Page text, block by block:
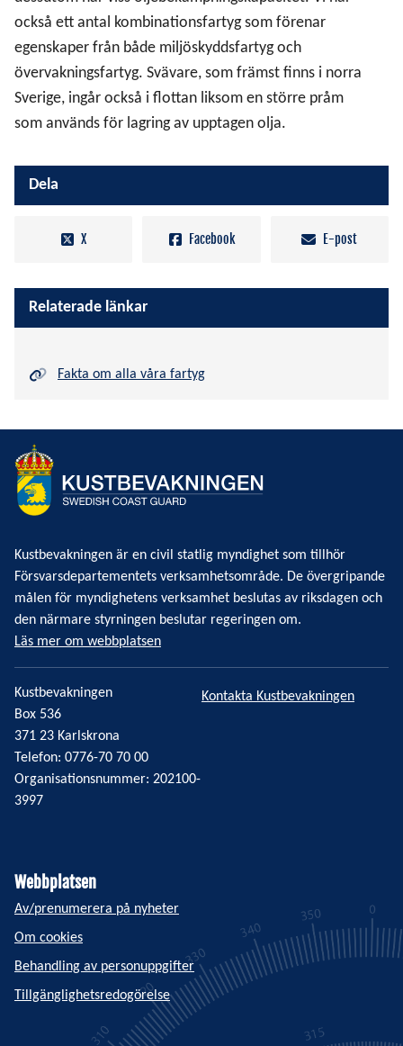
också ett antal kombinationsfartyg som förenar
egenskaper från både miljöskyddsfartyg och
övervakningsfartyg. Svävare, som främst finns i norra
Sverige, ingår också i flottan liksom en större pråm
som används för lagring av upptagen olja.
Dela
X Facebook E-post
Relaterade länkar
Fakta om alla våra fartyg
Kustbevakningen är en civil statlig myndighet som tillhör
Försvarsdepartementets verksamhetsområde. De övergripande
målen för myndighetens verksamhet beslutas av riksdagen och
den närmare styrningen beslutar regeringen om.
Läs mer om webbplatsen
Kustbevakningen
Box 536
371 23 Karlskrona
Telefon: 0776-70 70 00
Organisationsnummer: 202100-
3997
Kontakta Kustbevakningen
Webbplatsen
Av/prenumerera på nyheter
Om cookies
Behandling av personuppgifter
Tillgänglighetsredogörelse